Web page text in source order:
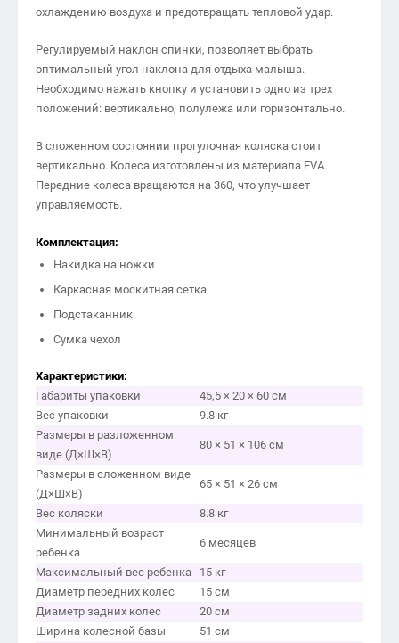
охлаждению воздуха и предотвращать тепловой удар.
Регулируемый наклон спинки, позволяет выбрать
оптимальный угол наклона для отдыха малыша.
Необходимо нажать кнопку и установить одно из трех
положений: вертикально, полулежа или горизонтально.
В сложенном состоянии прогулочная коляска стоит
вертикально. Колеса изготовлены из материала EVA.
Передние колеса вращаются на 360, что улучшает
управляемость.
Комплектация:
Накидка на ножки
Каркасная москитная сетка
Подстаканник
Сумка чехол
Характеристики:
Габариты упаковки
45,5 × 20 × 60 см
Вес упаковки
9.8 кг
Размеры в разложенном
виде (Д×Ш×В)
80 × 51 × 106 см
Размеры в сложенном виде
(Д×Ш×В)
65 × 51 × 26 см
Вес коляски
8.8 кг
Минимальный возраст
ребенка
6 месяцев
Максимальный вес ребенка
15 кг
Диаметр передних колес
15 см
Диаметр задних колес
20 см
Ширина колесной базы
51 см